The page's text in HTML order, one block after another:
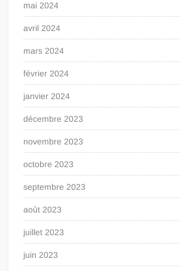
mai 2024
avril 2024
mars 2024
février 2024
janvier 2024
décembre 2023
novembre 2023
octobre 2023
septembre 2023
août 2023
juillet 2023
juin 2023